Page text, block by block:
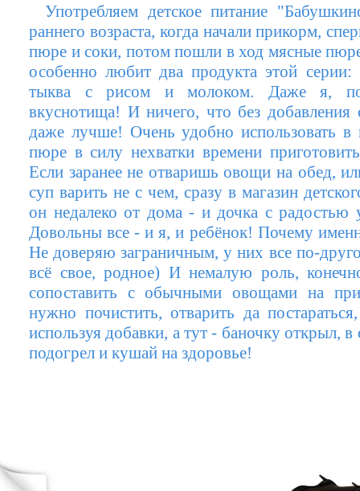
Употребляем детское питание
раннего возраста, когда начали прикорм,
пюре и соки, потом пошли в ход мясные
особенно любит два продукта этой
тыква с рисом и молоком. Даже я,
вкуснотища! И ничего, что без добавления
даже лучше! Очень удобно использовать
пюре в силу нехватки времени
Если заранее не отваришь овощи на обед,
суп варить не с чем, сразу в магазин
он недалеко от дома - и дочка с радостью
Довольны все - и я, и ребёнок! Почему
Не доверяю заграничным, у них все по-
всё свое, родное) И немалую роль,
сопоставить с обычными овощами на
нужно почистить, отварить да
используя добавки, а тут - баночку открыл,
подогрел и кушай на здоровье!